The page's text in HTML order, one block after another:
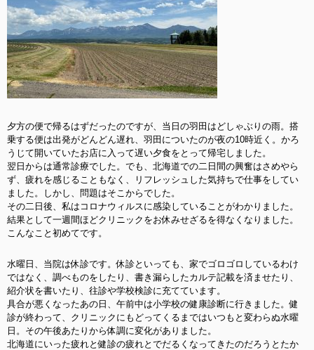
夕方の便で帰るはずだったのですが、当日の羽田はどしゃぶりの雨。搭
乗する便は出発がどんどん遅れ、羽田についたのが夜の10時近く。かろ
うじて開いていたお店に入って遅い夕食をとって帰宅しました。
翌日からは通常診療でした。でも、北海道での二日間の興奮はさめやら
ず、疲れを感じることもなく、リフレッシュした気持ちで仕事をしてい
ました。しかし、問題はそこからでした。
その二日後、私はコロナウィルスに感染していることがわかりました。
結果として一週間ほどクリニックをお休みせざるを得なくなりました。
こんなこと初めてです。
水曜日、当院は休診です。休診といっても、家でゴロゴロしているわけ
ではなく、調べものをしたり、書き漏らしたカルテ記載を済ませたり、
紹介状を書いたり、往診や学校検診に充てています。
具合が悪くなったあの日、午前中は小学校の健康診断に行きました。健
診が終わって、クリニックにもどってくるまではいつもと変わらぬ水曜
日。その午後あたりから体調に変化がありました。
北海道にいった疲れと健診の疲れとでだるくなってきたのだろうとたか